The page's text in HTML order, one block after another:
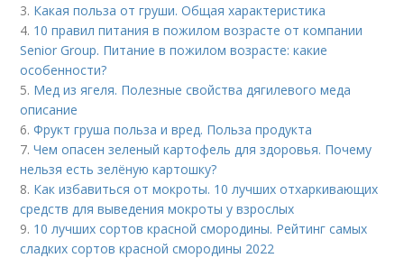
3. Какая польза от груши. Общая характеристика
4. 10 правил питания в пожилом возрасте от компании
Senior Group. Питание в пожилом возрасте: какие
особенности?
5. Мед из ягеля. Полезные свойства дягилевого меда
описание
6.Фрукт груша польза и вред. Польза продукта
7.Чем опасен зеленый картофель для здоровья. Почему
нельзя есть зелёную картошку?
8. Как избавиться от мокроты. 10 лучших отхаркивающих
средств для выведения мокроты у взрослых
9. 10 лучших сортов красной смородины. Рейтинг самых
сладких сортов красной смородины 2022